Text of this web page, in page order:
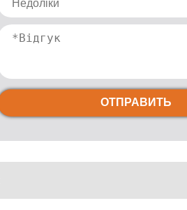
ОТПРАВИТЬ